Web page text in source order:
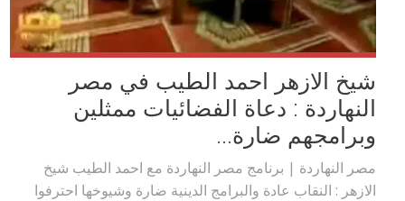
شيخ الازهر احمد الطيب في مصر
النهاردة : دعاة الفضائيات ممثلين
وبرامجهم ضارة...
مصر النهاردة | برنامج مصر النهاردة مع احمد الطيب شيخ
الازهر : النقاب عادة والبرامج الدينية ضارة وشيوخها احترفوا